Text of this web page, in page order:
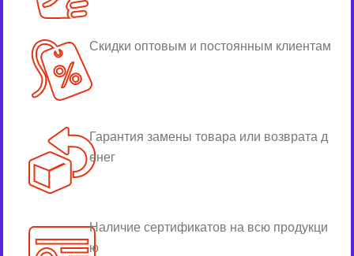
Скидки оптовым и постоянным клиентам
Гарантия замены товара или возврата д
енег
Наличие сертификатов на всю продукци
ю